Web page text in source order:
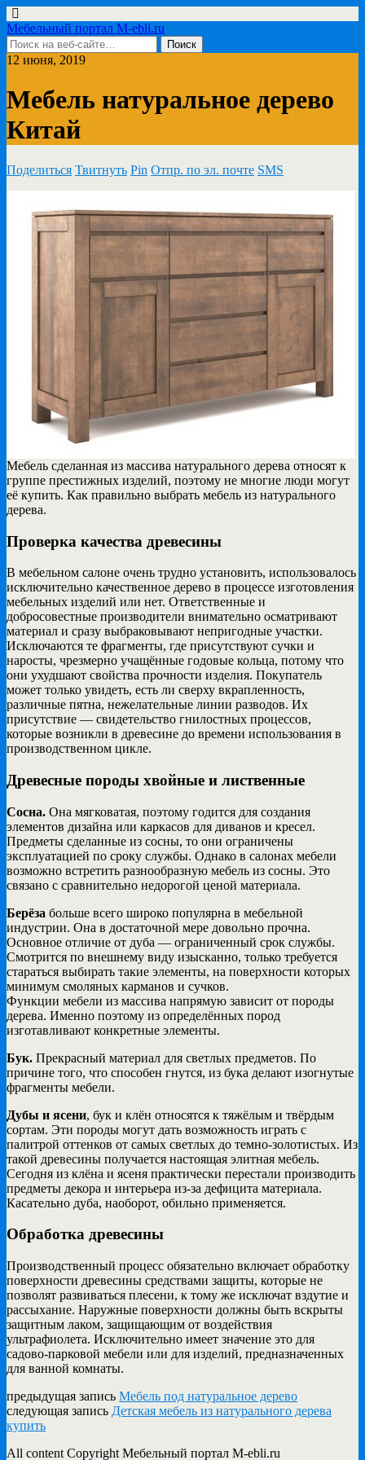
Мебельный портал M-ebli.ru
12 июня, 2019
Мебель натуральное дерево
Китай
Поделиться Твитнуть Pin Отпр. по эл. почте SMS
Мебель сделанная из массива натурального дерева относят к
группе престижных изделий, поэтому не многие люди могут
её купить. Как правильно выбрать мебель из натурального
дерева.
Проверка качества древесины
В мебельном салоне очень трудно установить, использовалось
исключительно качественное дерево в процессе изготовления
мебельных изделий или нет. Ответственные и
добросовестные производители внимательно осматривают
материал и сразу выбраковывают непригодные участки.
Исключаются те фрагменты, где присутствуют сучки и
наросты, чрезмерно учащённые годовые кольца, потому что
они ухудшают свойства прочности изделия. Покупатель
может только увидеть, есть ли сверху вкрапленность,
различные пятна, нежелательные линии разводов. Их
присутствие — свидетельство гнилостных процессов,
которые возникли в древесине до времени использования в
производственном цикле.
Древесные породы хвойные и лиственные
Сосна. Она мягковатая, поэтому годится для создания
элементов дизайна или каркасов для диванов и кресел.
Предметы сделанные из сосны, то они ограничены
эксплуатацией по сроку службы. Однако в салонах мебели
возможно встретить разнообразную мебель из сосны. Это
связано с сравнительно недорогой ценой материала.
Берёза больше всего широко популярна в мебельной
индустрии. Она в достаточной мере довольно прочна.
Основное отличие от дуба — ограниченный срок службы.
Смотрится по внешнему виду изысканно, только требуется
стараться выбирать такие элементы, на поверхности которых
минимум смоляных карманов и сучков.
Функции мебели из массива напрямую зависит от породы
дерева. Именно поэтому из определённых пород
изготавливают конкретные элементы.
Бук. Прекрасный материал для светлых предметов. По
причине того, что способен гнутся, из бука делают изогнутые
фрагменты мебели.
Дубы и ясени, бук и клён относятся к тяжёлым и твёрдым
сортам. Эти породы могут дать возможность играть с
палитрой оттенков от самых светлых до темно-золотистых. Из
такой древесины получается настоящая элитная мебель.
Сегодня из клёна и ясеня практически перестали производить
предметы декора и интерьера из-за дефицита материала.
Касательно дуба, наоборот, обильно применяется.
Обработка древесины
Производственный процесс обязательно включает обработку
поверхности древесины средствами защиты, которые не
позволят развиваться плесени, к тому же исключат вздутие и
рассыхание. Наружные поверхности должны быть вскрыты
защитным лаком, защищающим от воздействия
ультрафиолета. Исключительно имеет значение это для
садово-парковой мебели или для изделий, предназначенных
для ванной комнаты.
предыдущая запись Мебель под натуральное дерево
следующая запись Детская мебель из натурального дерева
купить
All content Copyright Мебельный портал M-ebli.ru